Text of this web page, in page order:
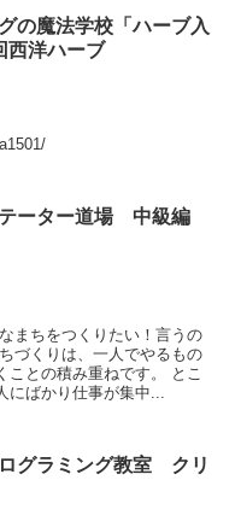
の魔法学校「ハーブ入
西洋ハーブ
テーター道場 中級編
まちをつくりたい！言うの
づくりは、一人でやるもの
ことの積み重ねです。 とこ
にばかり仕事が集中...
グラミング教室 クリ